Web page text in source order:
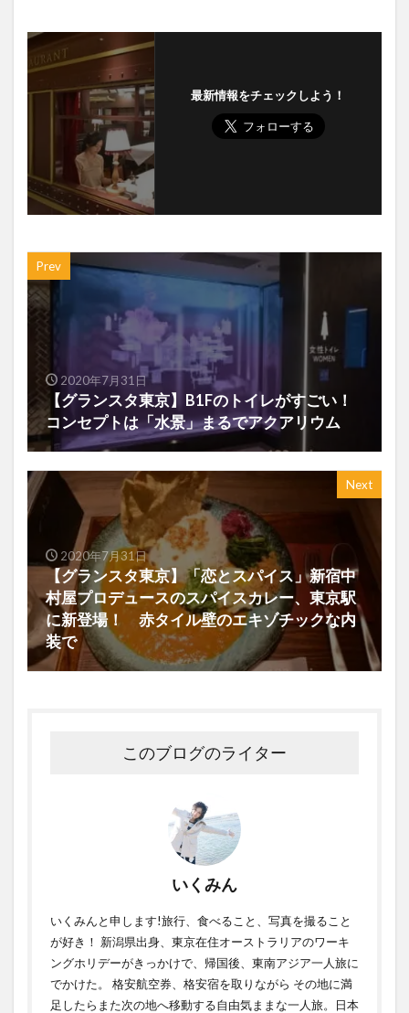
最新情報をチェックしよう！
Prev
2020年7月31日
【グランスタ東京】B1Fのトイレがすごい！
コンセプトは「水景」まるでアクアリウム
Next
2020年7月31日
【グランスタ東京】「恋とスパイス」新宿中
村屋プロデュースのスパイスカレー、東京駅
に新登場！ 赤タイル壁のエキゾチックな内
装で
このブログのライター
いくみん
いくみんと申します!旅行、食べること、写真を撮ること
が好き！ 新潟県出身、東京在住オーストラリアのワーキ
ングホリデーがきっかけで、帰国後、東南アジア一人旅に
でかけた。 格安航空券、格安宿を取りながら その地に満
足したらまた次の地へ移動する自由気ままな一人旅。日本